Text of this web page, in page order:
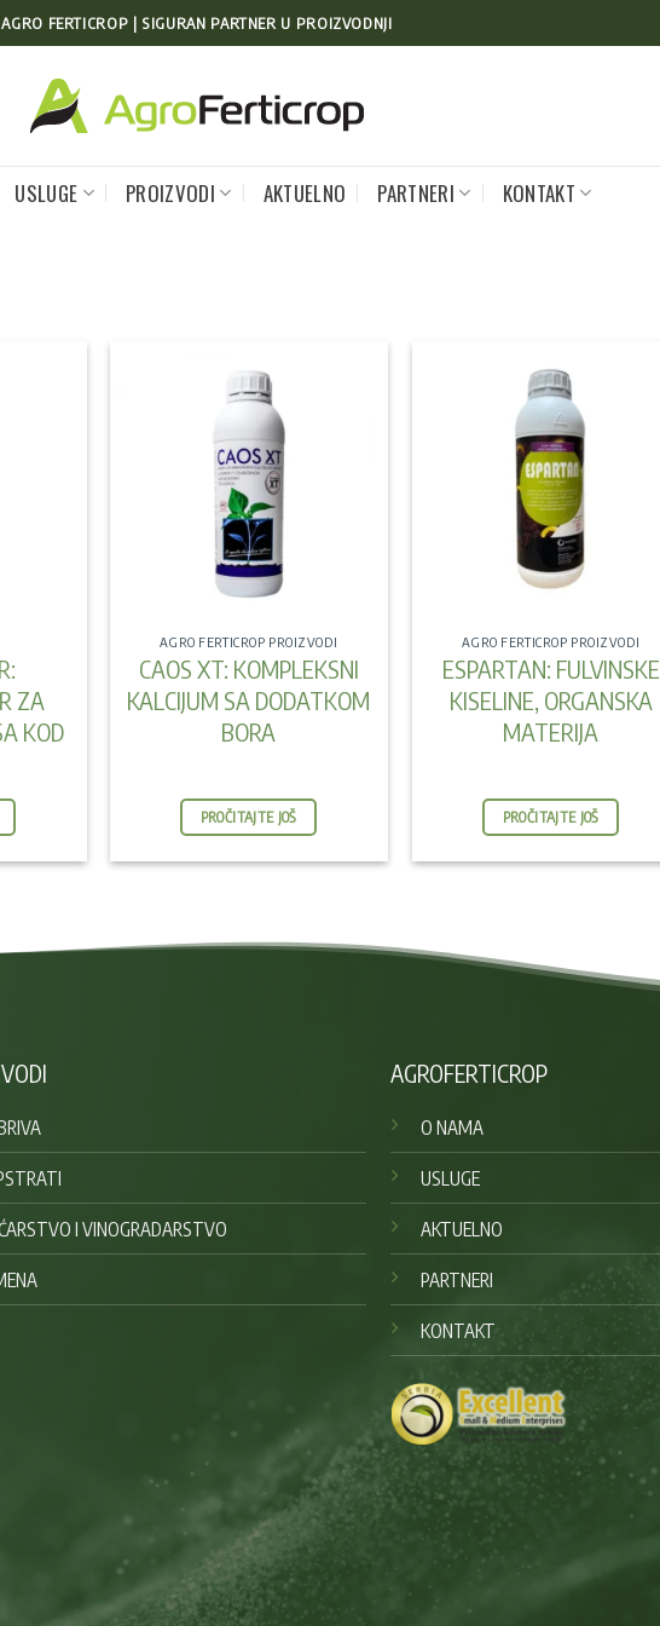
AGRO FERTICROP | SIGURAN PARTNER U PROIZVODNJI
USLUGE PROIZVODI AKTUELNO PARTNERI KONTAKT
ZA
KOD
AGRO FERTICROP PROIZVODI
CAOS XT: KOMPLEKSNI
KALCIJUM SA DODATKOM
BORA
PROČITAJTE JOŠ
AGRO FERTICROP PROIZVODI
ESPARTAN: FULVINSKE
KISELINE, ORGANSKA
MATERIJA
PROČITAJTE JOŠ
I VINOGRADARSTVO
AGROFERTICROP
O NAMA
USLUGE
AKTUELNO
PARTNERI
KONTAKT